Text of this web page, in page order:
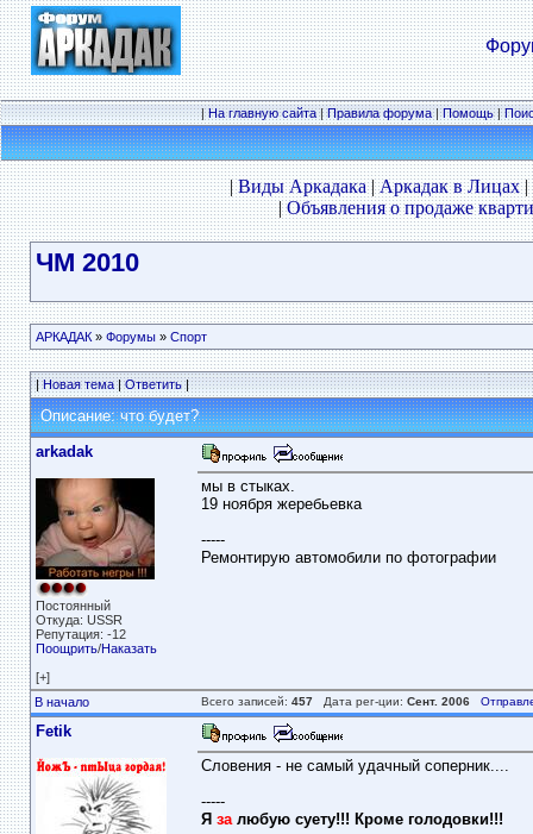
|На главную сайта|Правила форума|Помощь|
|Виды Аркадака|Аркадак в Лицах|
|Объявления о продаже
ЧМ 2010
АРКАДАК» Форумы» Спорт
|Новая тема|Ответить|
Описание: что будет?
arkadak
Постоянный
Откуда: USSR
Репутация: -12
Поощрить/Наказать
[+]
мы в стыках.
19 ноября жеребьевка
-----
Ремонтирую автомобили по фотографии
В начало Всего записей: 457Дата рег-ции: Сент. 2006
Fetik
Словения - не самый удачный соперник....
-----
Я залюбую суету!!! Кроме голодовки!!!